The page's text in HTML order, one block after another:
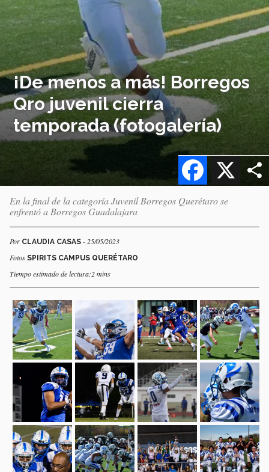
¡De menos a más! Borregos
Qro juvenil cierra
temporada (fotogalería)
X
Facebook
En la final de la categoría Juvenil Borregos Querétaro se
enfrentó a Borregos Guadalajara
Por CLAUDIA CASAS - 25/05/2023
Fotos SPIRITS CAMPUS QUERÉTARO
Tiempo estimado de lectura:2 mins